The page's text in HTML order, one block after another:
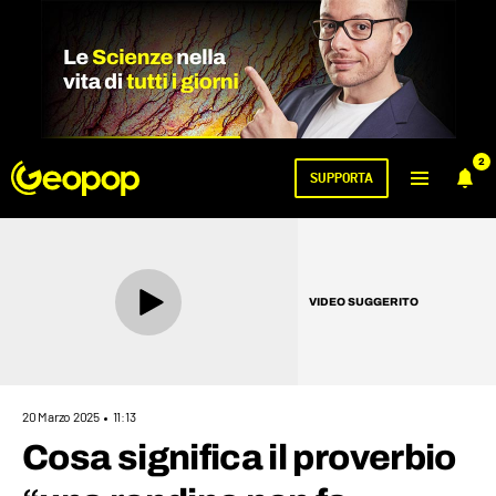
2
SUPPORTA
VIDEO SUGGERITO
20 Marzo 2025 11:13
Cosa significa il proverbio